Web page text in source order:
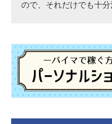
ので、それだけでも十分